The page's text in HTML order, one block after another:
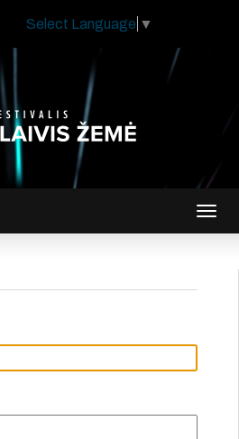
Select Language ▼